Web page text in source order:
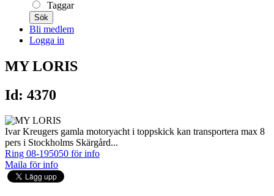
Taggar
Sök
Bli medlem
Logga in
MY LORIS
Id: 4370
Ivar Kreugers gamla motoryacht i toppskick kan transportera max 8
pers i Stockholms Skärgård...
Ring 08-195050 för info
Maila för info